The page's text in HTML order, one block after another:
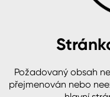
B2B
Česko
Beton,
Plast, sklo,
Stěny
Colorlak
Požadovaný obsah
přejmenován nebo